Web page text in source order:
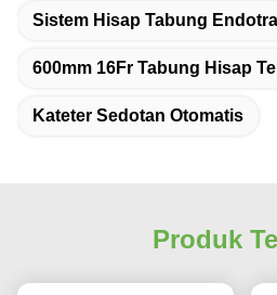
Sistem Hisap Tabung
600mm 16Fr Tabung Hisap
Kateter Sedotan Otomatis
Produk